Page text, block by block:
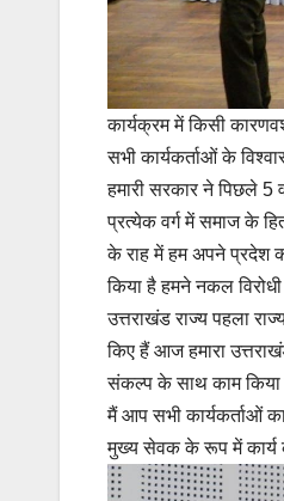
कार्यक्रम में किसी
सभी कार्यकर्ताओं के
हमारी सरकार ने पिछले 5
प्रत्येक वर्ग में समाज के
के राह में हम अपने प्रदेश
किया है हमने नकल
उत्तराखंड राज्य पहला
किए हैं आज हमारा
संकल्प के साथ काम किया
मैं आप सभी कार्यकर्ताओं
मुख्य सेवक के रूप में कार्य